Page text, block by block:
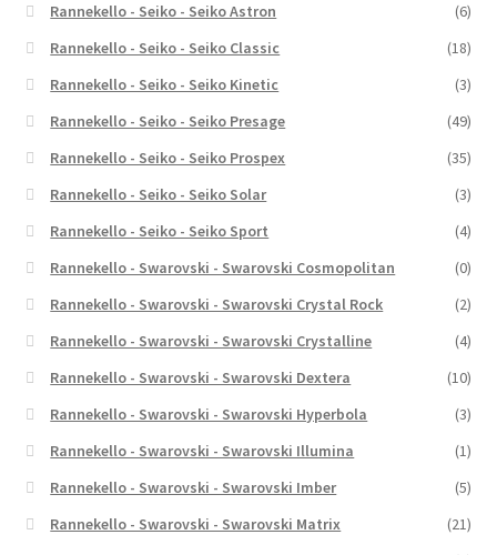
Rannekello - Seiko - Seiko Astron
(6)
Rannekello - Seiko - Seiko Classic
(18)
Rannekello - Seiko - Seiko Kinetic
(3)
Rannekello - Seiko - Seiko Presage
(49)
Rannekello - Seiko - Seiko Prospex
(35)
Rannekello - Seiko - Seiko Solar
(3)
Rannekello - Seiko - Seiko Sport
(4)
Rannekello - Swarovski - Swarovski Cosmopolitan
(0)
Rannekello - Swarovski - Swarovski Crystal Rock
(2)
Rannekello - Swarovski - Swarovski Crystalline
(4)
Rannekello - Swarovski - Swarovski Dextera
(10)
Rannekello - Swarovski - Swarovski Hyperbola
(3)
Rannekello - Swarovski - Swarovski Illumina
(1)
Rannekello - Swarovski - Swarovski Imber
(5)
Rannekello - Swarovski - Swarovski Matrix
(21)